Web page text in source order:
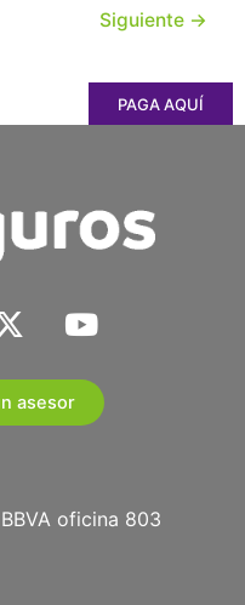
Siguiente →
PAGA AQUÍ
X
-
w
i
e
Y
o
u
asesor
oficina 803